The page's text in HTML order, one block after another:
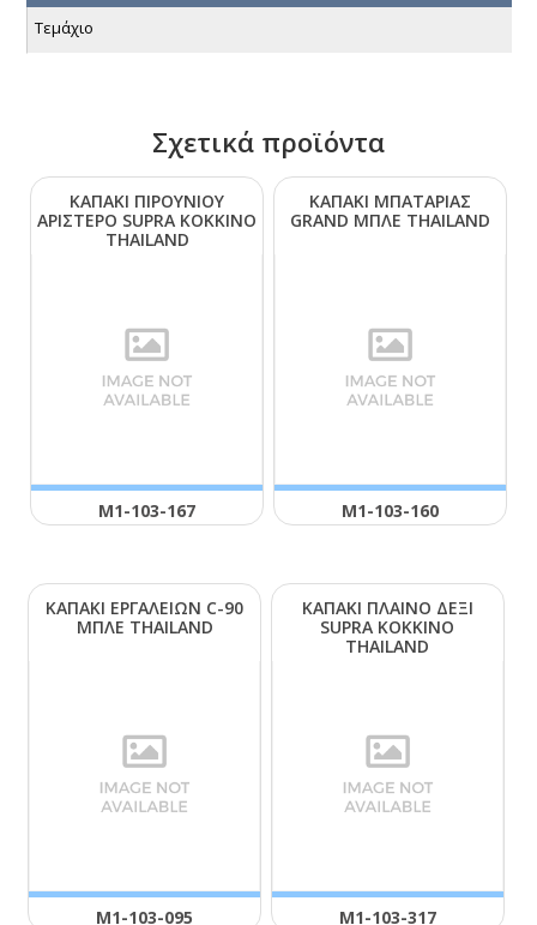
Τεμάχιο
Σχετικά προϊόντα
ΚΑΠΑΚΙ ΠΙΡΟΥΝΙΟΥ
ΑΡΙΣΤΕΡΟ SUΡRΑ ΚΟΚΚΙΝΟ
ΤΗΑΙLΑΝD
Μ1-103-167
ΚΑΠΑΚΙ ΜΠΑΤΑΡΙΑΣ
GRΑΝD ΜΠΛΕ ΤΗΑΙLΑΝD
Μ1-103-160
ΚΑΠΑΚΙ ΕΡΓΑΛΕΙΩΝ C-90
ΜΠΛΕ ΤΗΑΙLΑΝD
Μ1-103-095
ΚΑΠΑΚΙ ΠΛΑΙΝΟ ΔΕΞΙ
SUΡRΑ ΚΟΚΚΙΝΟ
ΤΗΑΙLΑΝD
Μ1-103-317